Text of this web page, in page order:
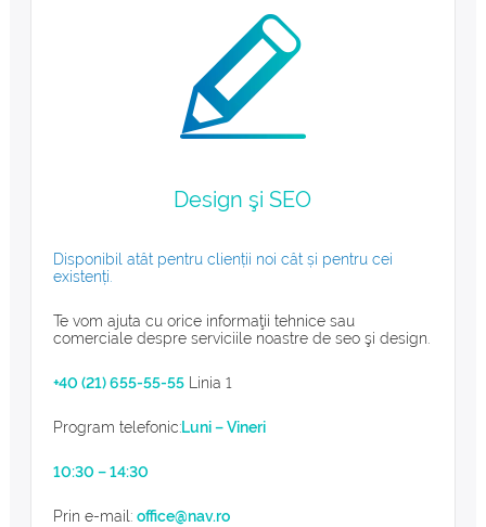
Design şi SEO
Disponibil atât pentru clienții noi cât și pentru cei
existenți.
Te vom ajuta cu orice informaţii tehnice sau
comerciale despre serviciile noastre de seo şi design.
+40 (21) 655-55-55Linia 1
Program telefonic:Luni – Vineri
10:30 – 14:30
Prin e-mail: office@nav.ro